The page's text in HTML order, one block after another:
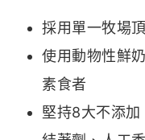
採用單一牧場
使用動物性鮮
素食者
堅持8大不添加